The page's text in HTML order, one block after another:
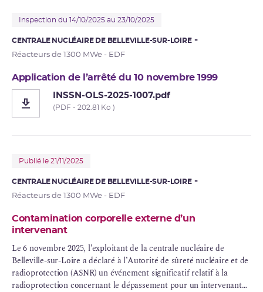
Inspection du 14/10/2025 au 23/10/2025
CENTRALE NUCLÉAIRE DE BELLEVILLE-SUR-LOIRE
Réacteurs de 1300 MWe - EDF
Application de l’arrêté du 10 novembre 1999
INSSN-OLS-2025-1007.pdf
(PDF - 202.81 Ko )
Publié le 21/11/2025
CENTRALE NUCLÉAIRE DE BELLEVILLE-SUR-LOIRE
Réacteurs de 1300 MWe - EDF
Contamination corporelle externe d’un
intervenant
Le 6 novembre 2025, l’exploitant de la centrale nucléaire de
Belleville-sur-Loire a déclaré à l’Autorité de sûreté nucléaire et de
radioprotection (ASNR) un événement significatif relatif à la
radioprotection concernant le dépassement pour un intervenant